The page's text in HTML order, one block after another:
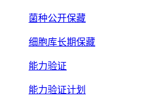
菌种公开保藏
细胞库长期保藏
能力验证
能力验证计划